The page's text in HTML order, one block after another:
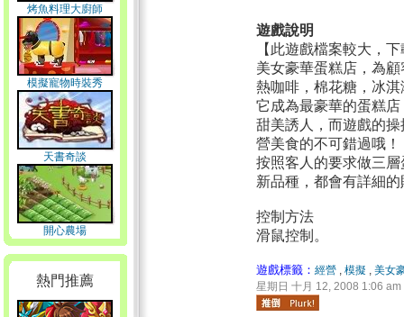
烤魚料理大廚師
模擬寵物時裝秀
天書奇談
開心農場
熱門推薦
遊戲說明
【此遊戲檔案較大，
美女豪華蛋糕店，為
熱咖啡，棉花糖，冰
它成為最豪華的蛋糕
甜美誘人，而遊戲的
營美食的不可錯過哦！
按照客人的要求做三
新品種，都會有詳細
控制方法
滑鼠控制。
遊戲標籤： 經營 , 模擬 , 美女
星期日 十月 12, 2008 1:06 am